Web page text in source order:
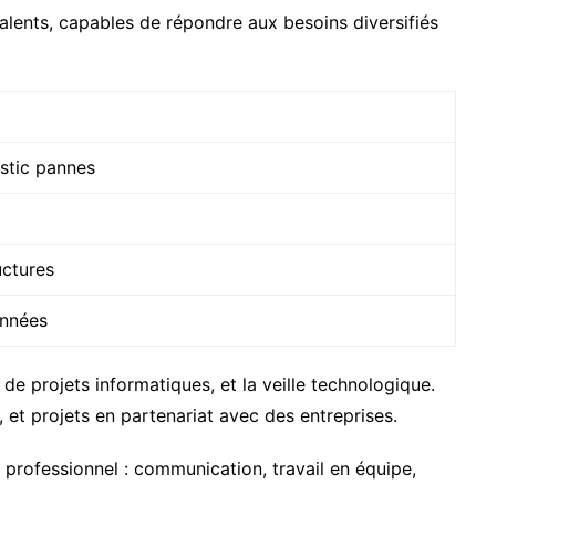
capables de répondre aux besoins diversifiés
pannes
projets informatiques, et la veille technologique.
projets en partenariat avec des entreprises.
: communication, travail en équipe,